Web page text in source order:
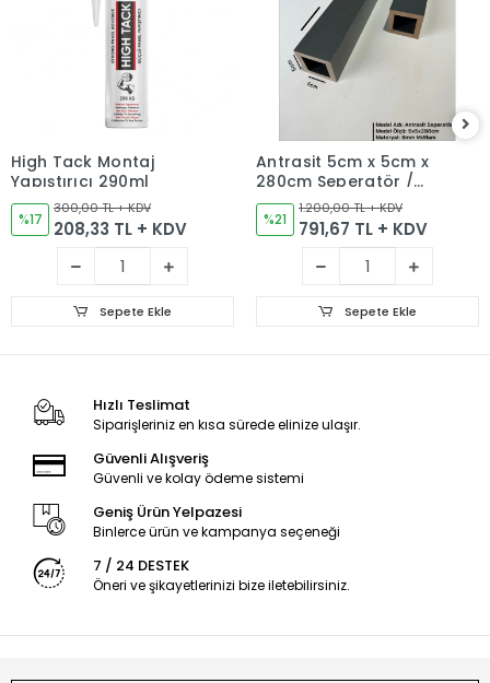
High Tack Montaj
Yapıştırıcı 290ml
%17
300,00 TL + KDV
208,33 TL + KDV
Sepete Ekle
Antrasit 5cm x 5cm x
280cm Seperatör /
Bölme
%21
1.200,00 TL + KDV
791,67 TL + KDV
Sepete Ekle
Hızlı Teslimat
Siparişleriniz en kısa sürede elinize ulaşır.
Güvenli Alışveriş
Güvenli ve kolay ödeme sistemi
Geniş Ürün Yelpazesi
Binlerce ürün ve kampanya seçeneği
7 / 24 DESTEK
Öneri ve şikayetlerinizi bize iletebilirsiniz.